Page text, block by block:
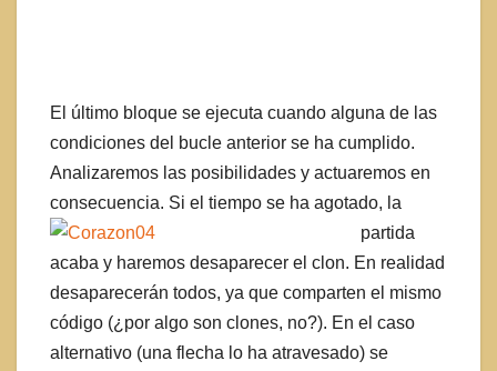
El último bloque se ejecuta cuando alguna de las
condiciones del bucle anterior se ha cumplido.
Analizaremos las posibilidades y actuaremos en
consecuencia. Si el tiempo se ha agotado, la
partida
acaba y haremos desaparecer el clon. En realidad
desaparecerán todos, ya que comparten el mismo
código (¿por algo son clones, no?). En el caso
alternativo (una flecha lo ha atravesado) se